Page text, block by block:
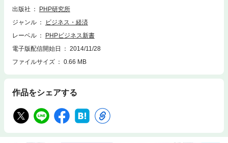
話事例でプロのコーチングの進め方がリアルにわかるので、聴き方・伝え
方のコツや、つまずきやすい点などが一目瞭然。コーチングを学んだ人は
冊。
出版社
PHP研究所
ジャンル
ビジネス・経済
レーベル
PHPビジネス新書
電子版配信開始日
2014/11/28
ファイルサイズ
0.66 MB
作品をシェアする